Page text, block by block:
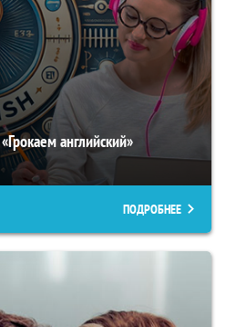
английский»
ПОДРОБНЕЕ